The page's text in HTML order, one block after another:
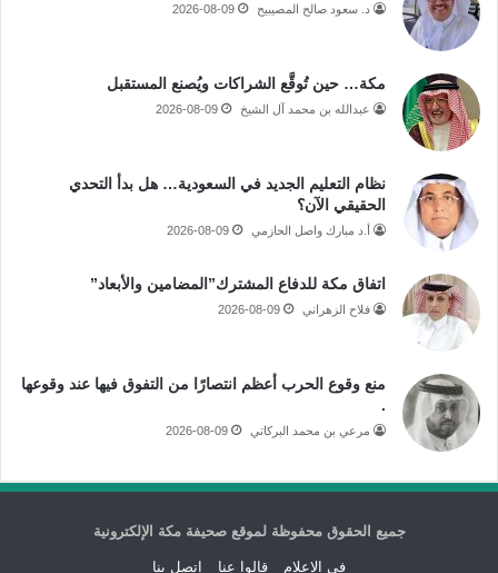
د. سعود صالح المصيبيح 2026-08-09
مكة… حين تُوقَّع الشراكات ويُصنع المستقبل
عبدالله بن محمد آل الشيخ 2026-08-09
نظام التعليم الجديد في السعودية… هل بدأ التحدي
الحقيقي الآن؟
أ.د مبارك واصل الحازمي 2026-08-09
اتفاق مكة للدفاع المشترك”المضامين والأبعاد”
فلاح الزهراني 2026-08-09
منع وقوع الحرب أعظم انتصارًا من التفوق فيها عند وقوعها
.
مرعي بن محمد البركاتي 2026-08-09
جميع الحقوق محفوظة لموقع صحيفة مكة الإلكترونية
فى الاعلام قالوا عنا اتصل بنا